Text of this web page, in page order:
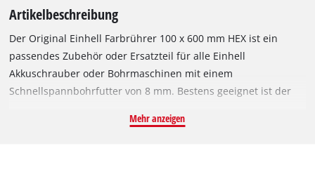
Artikelbeschreibung
Der Original Einhell Farbrührer 100 x 600 mm HEX ist ein
passendes Zubehör oder Ersatzteil für alle Einhell
Akkuschrauber oder Bohrmaschinen mit einem
Schnellspannbohrfutter von 8 mm. Bestens geeignet ist der
Farbe oder Lack. Der Rührer hat eine Länge von 600 mm und
Mehr anzeigen